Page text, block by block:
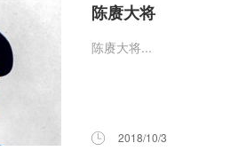
陈赓大将
陈赓大将...
2018/10/3